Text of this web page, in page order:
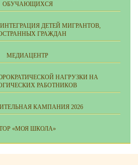
ОБУЧАЮЩИХСЯ
ДЕТЕЙ МИГРАНТОВ,
ГРАЖДАН
МЕДИАЦЕНТР
НАГРУЗКИ НА
РАБОТНИКОВ
КАМПАНИЯ 2026
«МОЯ ШКОЛА»